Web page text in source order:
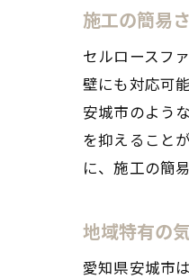
施工の簡易
セルロースフ
壁にも対応可
安城市のよう
を抑えること
に、施工の簡
地域特有の
愛知県安城市